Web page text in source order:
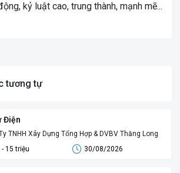
kỷ luật cao, trung thành, mạnh mẽ...
tương tự
Điện
TNHH Xây Dựng Tổng Hợp & DVBV Thăng Long
- 15 triệu
30/08/2026